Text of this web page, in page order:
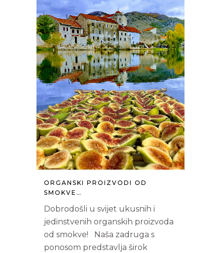
ORGANSKI PROIZVODI OD
SMOKVE…
Dobrodošli u svijet ukusnih i
jedinstvenih organskih proizvoda
od smokve! Naša zadruga s
ponosom predstavlja širok